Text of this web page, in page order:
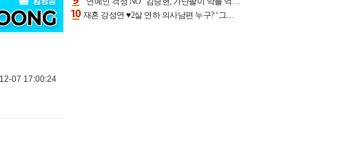
07 17:00:24
재혼 강성연 ♥2살 연하 의사남편 누구? ‘그알’ 자문의에 훈남 비주얼 초엘리트 스펙 [종합]